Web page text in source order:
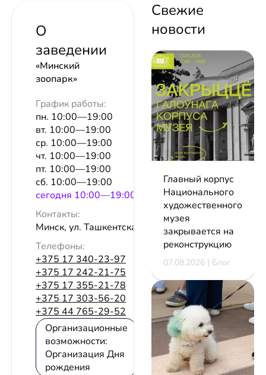
О
заведении
«Минский
зоопарк»
График работы:
пн. 10:00—19:00
вт. 10:00—19:00
ср. 10:00—19:00
чт. 10:00—19:00
пт. 10:00—19:00
сб. 10:00—19:00
сeгодня 10:00—19:00
Контакты:
Минск, ул. Ташкентская, 40
Телефоны:
+375 17 340-23-97
+375 17 242-21-75
+375 17 355-21-78
+375 17 303-56-20
+375 44 765-29-52
Организационные
возможности:
Организация Дня
рождения
Свежие
новости
Главный корпус
Национального
художественного
музея
закрывается на
реконструкцию
07.08.2026 | Блог